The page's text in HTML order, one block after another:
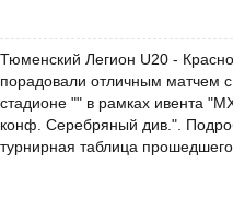
Тюменский Легион U20 -
порадовали отличным матчем
стадионе "" в рамках ивента
конф. Серебряный див.".
турнирная таблица